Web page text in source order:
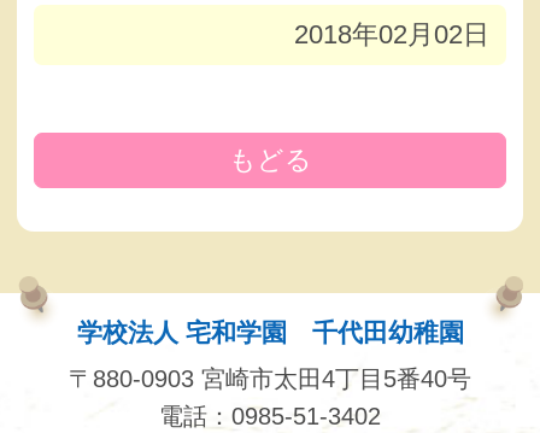
2018年02月02日
もどる
学校法人 宅和学園 千代田幼稚園
〒880-0903 宮崎市太田4丁目5番40号
電話：0985-51-3402